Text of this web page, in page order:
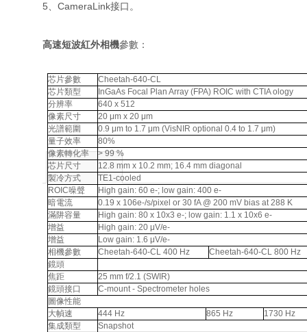
5、CameraLink接口。
高速短波紅外相機參數：
芯片參數
Cheetah-640-CL
芯片類型
InGaAs Focal Plan Array (FPA) ROIC with CTIA ology
分辨率
640 x 512
像素尺寸
20 μm x 20 μm
光譜範圍
0.9 μm to 1.7 μm (VisNIR optional 0.4 to 1.7 μm)
量子效率
80%
像素轉化率
> 99 %
芯片尺寸
12.8 mm x 10.2 mm; 16.4 mm diagonal
製冷方式
TE1-cooled
ROIC噪聲
High gain: 60 e-; low gain: 400 e-
暗電流
0.19 x 106e-/s/pixel or 30 fA @ 200 mV bias at 288 K
滿阱容量
High gain: 80 x 10x3 e-; low gain: 1.1 x 10x6 e-
增益
High gain: 20 μV/e-
增益
Low gain: 1.6 μV/e-
相機參數
Cheetah-640-CL 400 Hz
Cheetah-640-CL 800 Hz
鏡頭
焦距
25 mm f/2.1 (SWIR)
鏡頭接口
C-mount - Spectrometer holes
圖像性能
大幀速
444 Hz 865 Hz
1730 Hz
集成類型
Snapshot